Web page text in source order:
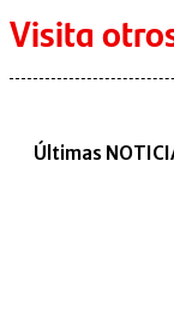
Visita
Últimas